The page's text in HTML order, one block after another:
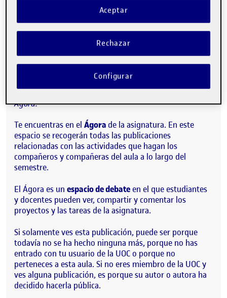
¡Bienvenidos y bienvenidas!
Visibilidad:
Pública-Fecha de publicación
8 Sep 20219 septiembre, 2021 2:49 pm
Esta publicación se ha generado automáticamente en el
Ágora.
Te encuentras en el Ágora de la asignatura. En este
espacio se recogerán todas las publicaciones
relacionadas con las actividades que hagan los
compañeros y compañeras del aula a lo largo del
semestre.
El Ágora es un espacio de debateen el que estudiantes
y docentes pueden ver, compartir y comentar los
proyectos y las tareas de la asignatura.
Si solamente ves esta publicación, puede ser porque
todavía no se ha hecho ninguna más, porque no has
entrado con tu usuario de la UOC o porque no
perteneces a esta aula. Si no eres miembro de la UOC y
ves alguna publicación, es porque su autor o autora ha
decidido hacerla pública.
Rechazar
Aceptar
Configurar